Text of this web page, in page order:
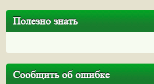
Полезно знать
Сообщить об ошибке